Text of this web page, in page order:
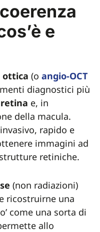
e
ottica (o angio-OCT
diagnostici più
e, in
della macula.
rapido e
immagini ad
retiniche.
(non radiazioni)
ricostruirne una
come una sorta di
allo